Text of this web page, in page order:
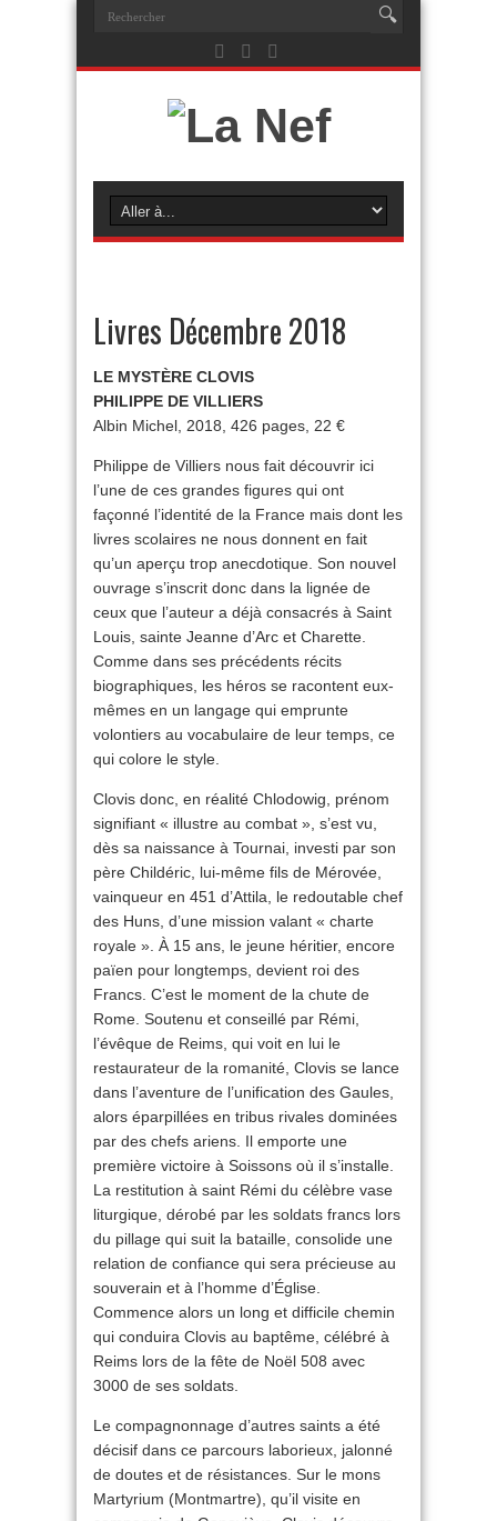
Livres Décembre 2018
LE MYSTÈRE CLOVIS
PHILIPPE DE VILLIERS
Albin Michel, 2018, 426 pages, 22 €
Philippe de Villiers nous fait découvrir ici
l’une de ces grandes figures qui ont
façonné l’identité de la France mais dont les
livres scolaires ne nous donnent en fait
qu’un aperçu trop anecdotique. Son nouvel
ouvrage s’inscrit donc dans la lignée de
ceux que l’auteur a déjà consacrés à Saint
Louis, sainte Jeanne d’Arc et Charette.
Comme dans ses précédents récits
biographiques, les héros se racontent eux-
mêmes en un langage qui emprunte
volontiers au vocabulaire de leur temps, ce
qui colore le style.
Clovis donc, en réalité Chlodowig, prénom
signifiant « illustre au combat », s’est vu,
dès sa naissance à Tournai, investi par son
père Childéric, lui-même fils de Mérovée,
vainqueur en 451 d’Attila, le redoutable chef
des Huns, d’une mission valant « charte
royale ». À 15 ans, le jeune héritier, encore
païen pour longtemps, devient roi des
Francs. C’est le moment de la chute de
Rome. Soutenu et conseillé par Rémi,
l’évêque de Reims, qui voit en lui le
restaurateur de la romanité, Clovis se lance
dans l’aventure de l’unification des Gaules,
alors éparpillées en tribus rivales dominées
par des chefs ariens. Il emporte une
première victoire à Soissons où il s’installe.
La restitution à saint Rémi du célèbre vase
liturgique, dérobé par les soldats francs lors
du pillage qui suit la bataille, consolide une
relation de confiance qui sera précieuse au
souverain et à l’homme d’Église.
Commence alors un long et difficile chemin
qui conduira Clovis au baptême, célébré à
Reims lors de la fête de Noël 508 avec
3000 de ses soldats.
Le compagnonnage d’autres saints a été
décisif dans ce parcours laborieux, jalonné
de doutes et de résistances. Sur le mons
Martyrium (Montmartre), qu’il visite en